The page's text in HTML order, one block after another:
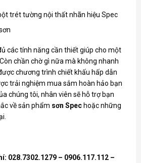
trét tường nội thất nhãn hiệu Spec
các tính năng cần thiết giúp cho một
chần chờ gì nữa mà không nhanh
chương trình chiết khấu hấp dẫn
trải nghiệm mua sắm hoàn hảo bạn
chúng tôi, nhân viên sẽ hỗ trợ bạn
về sản phẩm sơn Spechoặc những
028.7302.1279 – 0906.117.112 –